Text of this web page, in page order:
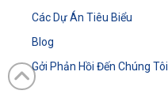
Các Dự Án Tiêu Biểu
Blog
Gởi Phản Hồi Đến Chúng Tôi